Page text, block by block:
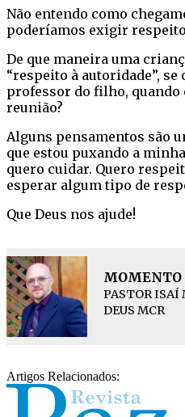
Não entendo como
poderíamos exigir
De que maneira uma
“respeito à autoridade”,
professor do filho, quando
reunião?
Alguns pensamentos são
que estou puxando a
quero cuidar. Quero
esperar algum tipo de
Que Deus nos ajude!
MOMENTO
PASTOR ISAÍ
DEUS MCR
Artigos Relacionados: